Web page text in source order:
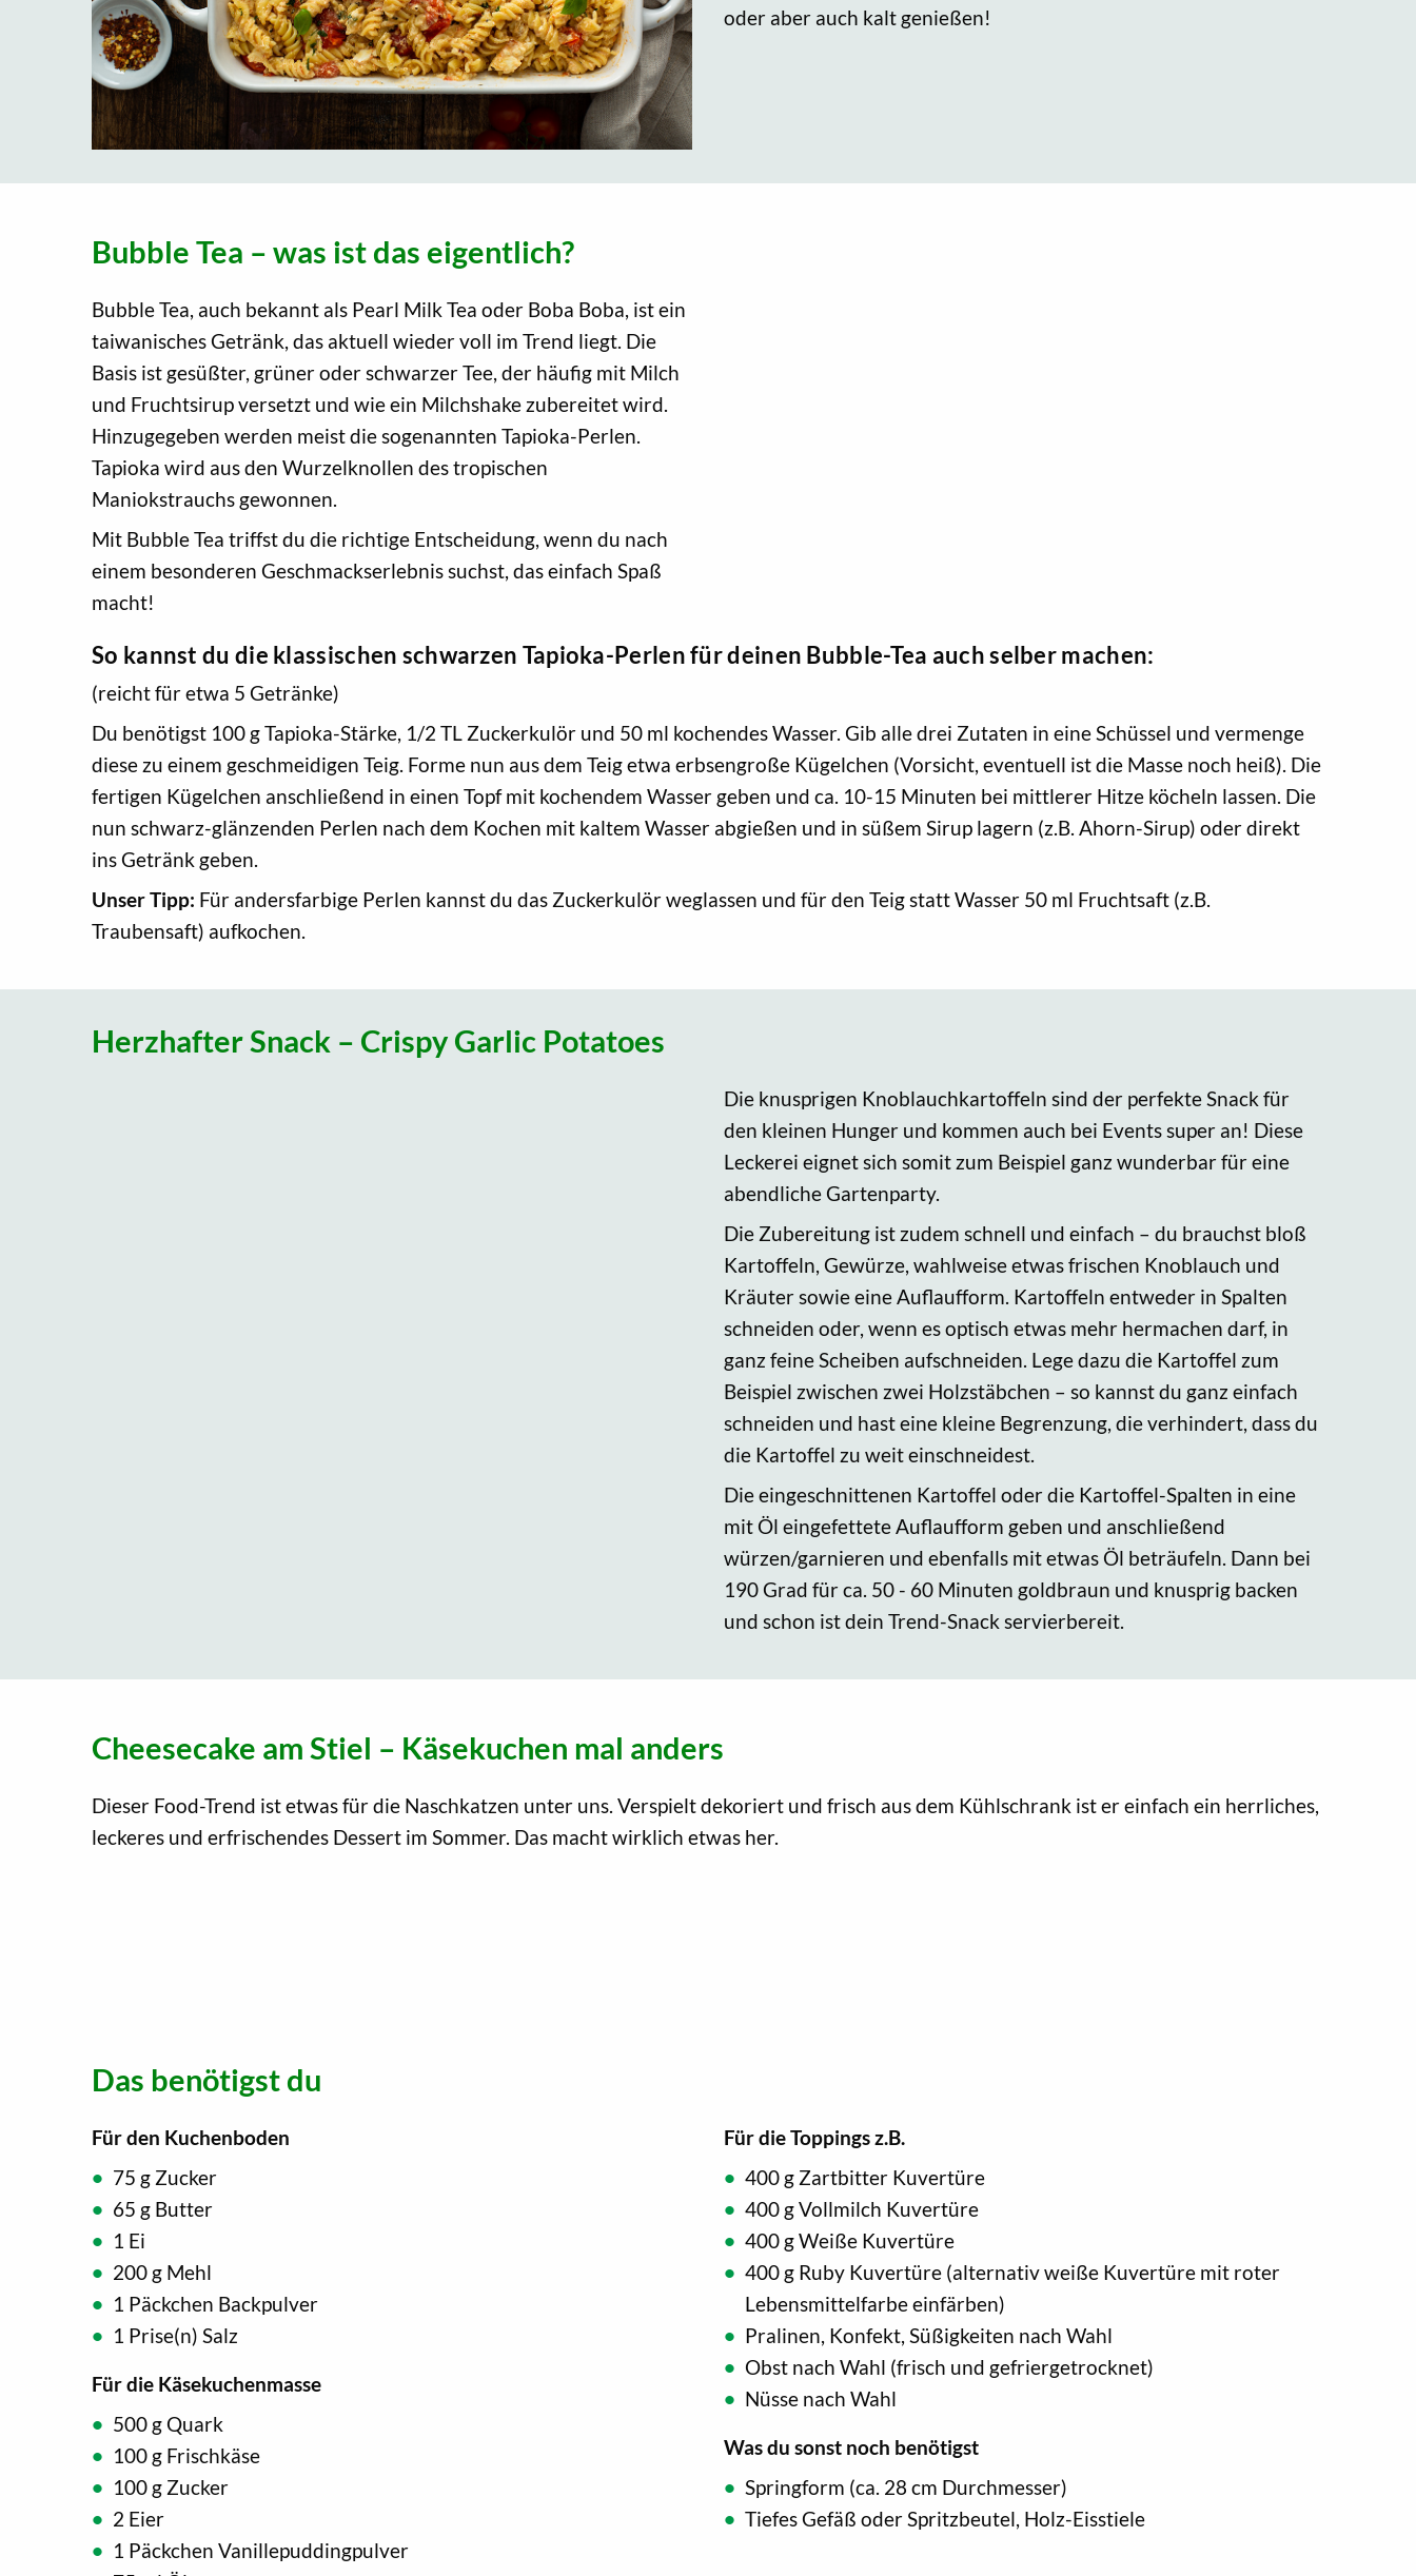
oder aber auch kalt genießen!
Bubble Tea – was ist das eigentlich?
Bubble Tea, auch bekannt als Pearl Milk Tea oder Boba Boba, ist ein
taiwanisches Getränk, das aktuell wieder voll im Trend liegt. Die
Basis ist gesüßter, grüner oder schwarzer Tee, der häufig mit Milch
und Fruchtsirup versetzt und wie ein Milchshake zubereitet wird.
Hinzugegeben werden meist die sogenannten Tapioka-Perlen.
Tapioka wird aus den Wurzelknollen des tropischen
Maniokstrauchs gewonnen.
Mit Bubble Tea triffst du die richtige Entscheidung, wenn du nach
einem besonderen Geschmackserlebnis suchst, das einfach Spaß
macht!
So kannst du die klassischen schwarzen Tapioka-Perlen für deinen Bubble-Tea auch selber machen:
(reicht für etwa 5 Getränke)
Du benötigst 100 g Tapioka-Stärke, 1/2 TL Zuckerkulör und 50 ml kochendes Wasser. Gib alle drei Zutaten in eine Schüssel und vermenge
diese zu einem geschmeidigen Teig. Forme nun aus dem Teig etwa erbsengroße Kügelchen (Vorsicht, eventuell ist die Masse noch heiß). Die
fertigen Kügelchen anschließend in einen Topf mit kochendem Wasser geben und ca. 10-15 Minuten bei mittlerer Hitze köcheln lassen. Die
nun schwarz-glänzenden Perlen nach dem Kochen mit kaltem Wasser abgießen und in süßem Sirup lagern (z.B. Ahorn-Sirup) oder direkt
ins Getränk geben.
Unser Tipp: Für andersfarbige Perlen kannst du das Zuckerkulör weglassen und für den Teig statt Wasser 50 ml Fruchtsaft (z.B.
Traubensaft) aufkochen.
Herzhafter Snack – Crispy Garlic Potatoes
Die knusprigen Knoblauchkartoffeln sind der perfekte Snack für
den kleinen Hunger und kommen auch bei Events super an! Diese
Leckerei eignet sich somit zum Beispiel ganz wunderbar für eine
abendliche Gartenparty.
Die Zubereitung ist zudem schnell und einfach – du brauchst bloß
Kartoffeln, Gewürze, wahlweise etwas frischen Knoblauch und
Kräuter sowie eine Auflaufform. Kartoffeln entweder in Spalten
schneiden oder, wenn es optisch etwas mehr hermachen darf, in
ganz feine Scheiben aufschneiden. Lege dazu die Kartoffel zum
Beispiel zwischen zwei Holzstäbchen – so kannst du ganz einfach
schneiden und hast eine kleine Begrenzung, die verhindert, dass du
die Kartoffel zu weit einschneidest.
Die eingeschnittenen Kartoffel oder die Kartoffel-Spalten in eine
mit Öl eingefettete Auflaufform geben und anschließend
würzen/garnieren und ebenfalls mit etwas Öl beträufeln. Dann bei
190 Grad für ca. 50 - 60 Minuten goldbraun und knusprig backen
und schon ist dein Trend-Snack servierbereit.
Cheesecake am Stiel – Käsekuchen mal anders
Dieser Food-Trend ist etwas für die Naschkatzen unter uns. Verspielt dekoriert und frisch aus dem Kühlschrank ist er einfach ein herrliches,
leckeres und erfrischendes Dessert im Sommer. Das macht wirklich etwas her.
Das benötigst du
Für den Kuchenboden
75 g Zucker
65 g Butter
1 Ei
200 g Mehl
1 Päckchen Backpulver
1 Prise(n) Salz
Für die Käsekuchenmasse
500 g Quark
100 g Frischkäse
100 g Zucker
2 Eier
1 Päckchen Vanillepuddingpulver
Für die Toppings z.B.
400 g Zartbitter Kuvertüre
400 g Vollmilch Kuvertüre
400 g Weiße Kuvertüre
400 g Ruby Kuvertüre (alternativ weiße Kuvertüre mit roter
Lebensmittelfarbe einfärben)
Pralinen, Konfekt, Süßigkeiten nach Wahl
Obst nach Wahl (frisch und gefriergetrocknet)
Nüsse nach Wahl
Was du sonst noch benötigst
Springform (ca. 28 cm Durchmesser)
Tiefes Gefäß oder Spritzbeutel, Holz-Eisstiele